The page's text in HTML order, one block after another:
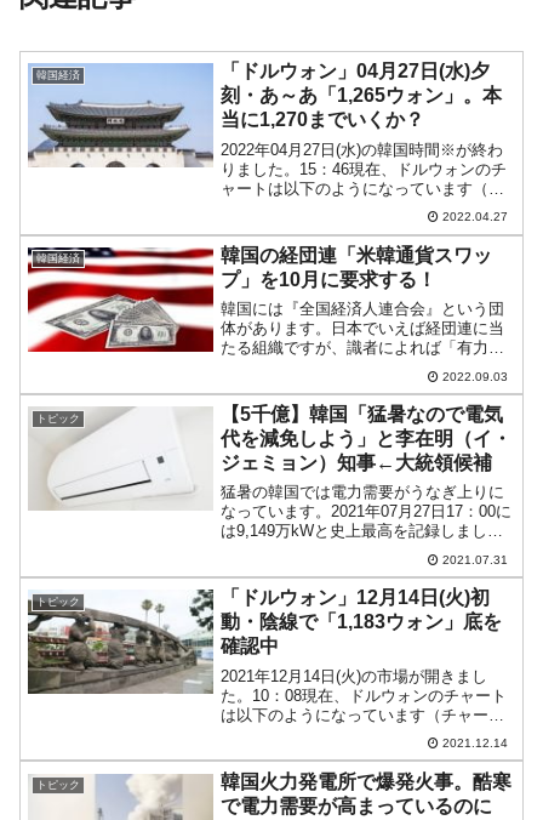
韓国経済
「ドルウォン」04月27日(水)夕
刻・あ～あ「1,265ウォン」。本
当に1,270までいくか？
2022年04月27日(水)の韓国時間※が終わ
りました。15：46現在、ドルウォンのチ
ャートは以下のようになっています（チ
ャートは『Investing.com』より引用）。
ウォン安圧力が高まって陽線が長くなり
ました。現在のところ「1ドル＝1...
2022.04.27
韓国経済
韓国の経団連「米韓通貨スワッ
プ」を10月に要求する！
韓国には『全国経済人連合会』という団
体があります。日本でいえば経団連に当
たる組織ですが、識者によれば「有力企
業が抜けているため、昔ほど力はない」
とのこと。ただ、看板は古く、名の通っ
た組織なので、いまだ一目置かれる存在
です。Money1では何...
2022.09.03
トピック
【5千億】韓国「猛暑なので電気
代を減免しよう」と李在明（イ・
ジェミョン）知事←大統領候補
猛暑の韓国では電力需要がうなぎ上りに
なっています。2021年07月27日17：00に
は9,149万kWと史上最高を記録しまし
た。この暑い中、次期大統領選挙に出馬
を表明している各候補は国民からの支持
を取り付けるように各種の発言を行って
います。...
2021.07.31
トピック
「ドルウォン」12月14日(火)初
動・陰線で「1,183ウォン」底を
確認中
2021年12月14日(火)の市場が開きまし
た。10：08現在、ドルウォンのチャート
は以下のようになっています（チャート
は『Investing.com』より引用）。前日は
「1ドル＝1,185ウォン」に達し、本日は
それを受けてのスタートです。...
2021.12.14
トピック
韓国火力発電所で爆発火事。酷寒
で電力需要が高まっているのに